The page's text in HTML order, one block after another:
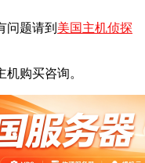
问题请到 美国主机侦探
购买咨询。